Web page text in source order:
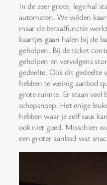
In de zeer grote, lege hal
automaten. We wilden
maar de betaalfunctie
kaartjes gaan halen bij de
geholpen. Bij de ticket
geholpen en vervolgens
gedeelte. Ook dit
hebben te weinig aanbod
grote ruimte. Er staan veel
schepsnoep. Het enige
hebben waar je zelf saus
ook niet goed. Misschien
een groter aanbod wat